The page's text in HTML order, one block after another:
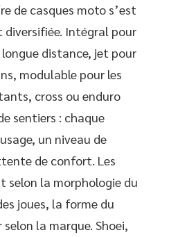
de casques moto s’est
diversifiée. Intégral pour
longue distance, jet pour
modulable pour les
cross ou enduro
sentiers : chaque
un niveau de
de confort. Les
selon la morphologie du
joues, la forme du
la marque. Shoei,